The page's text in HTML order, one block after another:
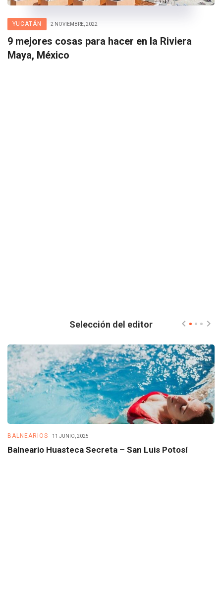
YUCATÁN 2 NOVIEMBRE, 2022
9 mejores cosas para hacer en la Riviera
Maya, México
Selección del editor
BALNEARIOS 11 JUNIO, 2025
Balneario Huasteca Secreta – San Luis Potosí